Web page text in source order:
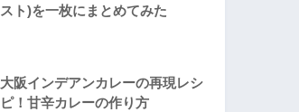
スト)を一枚にまとめてみた
大阪インデアンカレーの再現レシ
ピ！甘辛カレーの作り方